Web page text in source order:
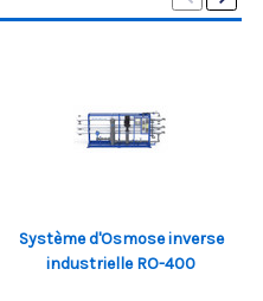
Système d'Osmose inverse
industrielle RO-400